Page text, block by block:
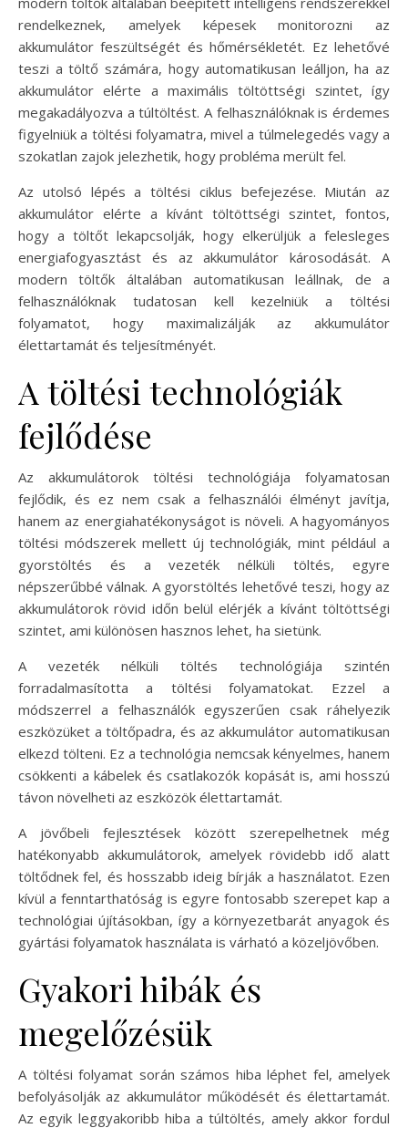
rendelkeznek, amelyek képesek monitorozni az
akkumulátor feszültségét és hőmérsékletét. Ez lehetővé
teszi a töltő számára, hogy automatikusan leálljon, ha az
akkumulátor elérte a maximális töltöttségi szintet, így
megakadályozva a túltöltést. A felhasználóknak is érdemes
figyelniük a töltési folyamatra, mivel a túlmelegedés vagy a
szokatlan zajok jelezhetik, hogy probléma merült fel.
Az utolsó lépés a töltési ciklus befejezése. Miután az
akkumulátor elérte a kívánt töltöttségi szintet, fontos,
hogy a töltőt lekapcsolják, hogy elkerüljük a felesleges
energiafogyasztást és az akkumulátor károsodását. A
modern töltők általában automatikusan leállnak, de a
felhasználóknak tudatosan kell kezelniük a töltési
folyamatot, hogy maximalizálják az akkumulátor
élettartamát és teljesítményét.
A töltési technológiák
fejlődése
Az akkumulátorok töltési technológiája folyamatosan
fejlődik, és ez nem csak a felhasználói élményt javítja,
hanem az energiahatékonyságot is növeli. A hagyományos
töltési módszerek mellett új technológiák, mint például a
gyorstöltés és a vezeték nélküli töltés, egyre
népszerűbbé válnak. A gyorstöltés lehetővé teszi, hogy az
akkumulátorok rövid időn belül elérjék a kívánt töltöttségi
szintet, ami különösen hasznos lehet, ha sietünk.
A vezeték nélküli töltés technológiája szintén
forradalmasította a töltési folyamatokat. Ezzel a
módszerrel a felhasználók egyszerűen csak ráhelyezik
eszközüket a töltőpadra, és az akkumulátor automatikusan
elkezd tölteni. Ez a technológia nemcsak kényelmes, hanem
csökkenti a kábelek és csatlakozók kopását is, ami hosszú
távon növelheti az eszközök élettartamát.
A jövőbeli fejlesztések között szerepelhetnek még
hatékonyabb akkumulátorok, amelyek rövidebb idő alatt
töltődnek fel, és hosszabb ideig bírják a használatot. Ezen
kívül a fenntarthatóság is egyre fontosabb szerepet kap a
technológiai újításokban, így a környezetbarát anyagok és
gyártási folyamatok használata is várható a közeljövőben.
Gyakori hibák és
megelőzésük
A töltési folyamat során számos hiba léphet fel, amelyek
befolyásolják az akkumulátor működését és élettartamát.
Az egyik leggyakoribb hiba a túltöltés, amely akkor fordul